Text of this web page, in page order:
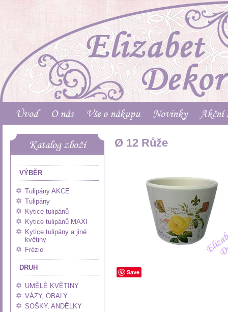
Úvod O nás Vše o nákupu Novinky Akční
Katalog zboží
VÝBĚR
Tulipány AKCE
Tulipány
Kytice tulipánů
Kytice tulipánů MAXI
Kytice tulipány a jiné
květiny
Frézie
DRUH
UMĚLÉ KVĚTINY
VÁZY, OBALY
SOŠKY, ANDĚLKY
Ø 12 Růže
Save